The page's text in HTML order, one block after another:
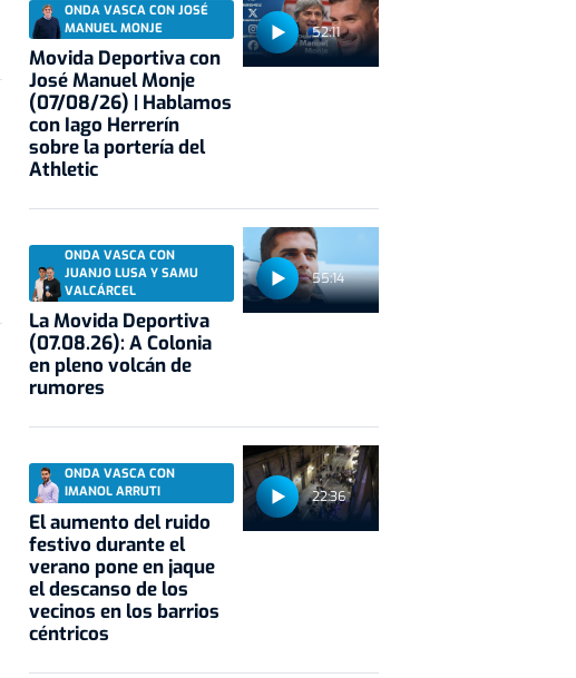
52:11
ONDA VASCA CON JOSÉ
MANUEL MONJE
Movida Deportiva con
José Manuel Monje
(07/08/26) | Hablamos
con Iago Herrerín
sobre la portería del
Athletic
55:14
ONDA VASCA CON
JUANJO LUSA Y SAMU
VALCÁRCEL
La Movida Deportiva
(07.08.26): A Colonia
en pleno volcán de
rumores
22:36
ONDA VASCA CON
IMANOL ARRUTI
El aumento del ruido
festivo durante el
verano pone en jaque
el descanso de los
vecinos en los barrios
céntricos